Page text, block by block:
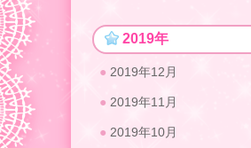
2019年
2019年12月
2019年11月
2019年10月